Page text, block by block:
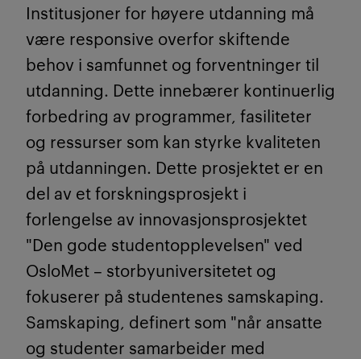
Institusjoner for høyere utdanning må
være responsive overfor skiftende
behov i samfunnet og forventninger til
utdanning. Dette innebærer kontinuerlig
forbedring av programmer, fasiliteter
og ressurser som kan styrke kvaliteten
på utdanningen. Dette prosjektet er en
del av et forskningsprosjekt i
forlengelse av innovasjonsprosjektet
"Den gode studentopplevelsen" ved
OsloMet – storbyuniversitetet og
fokuserer på studentenes samskaping.
Samskaping, definert som "når ansatte
og studenter samarbeider med